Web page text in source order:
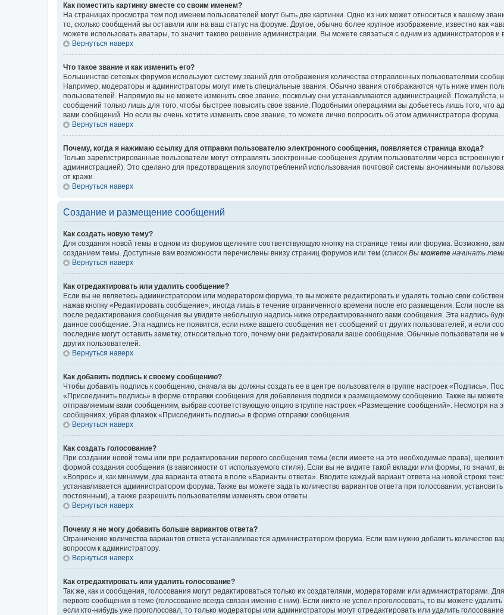
Как поместить картинку вместе со своим именем?
На страницах просмотра тем под именем пользователей могут быть две картинки. Одно из них может относиться к вашему
то, сколько сообщений вы оставили или на ваш статус на форуме. Другое, обычно более крупное изображение, известно как
можете использовать аватары, то значит таково решение администрации. Вы можете связаться с одним из администраторов и
Вернуться наверх
Что такое звание и как изменить его?
Большинство сетевых форумов используют систему званий для отображения количества отправленных пользователями
Например, модераторы и администраторы могут иметь специальные звания. Обычно звания отображаются чуть ниже имен
пользователей. Напрямую вы не можете изменить свое звание, поскольку они устанавливаются администрацией.
сообщений только лишь для того, чтобы быстрее повысить свое звание. Подобными операциями вы добьетесь лишь того, что
вами сообщений. Но если вы очень хотите изменить свое звание, то можете лично попросить об этом администратора форума.
Вернуться наверх
Почему, когда я нажимаю ссылку для отправки пользователю электронного сообщения, появляется страница входа?
Только зарегистрированные пользователи могут отправлять электронные сообщения другим пользователям через
администрацией). Это сделано для предотвращения злоупотреблений использования почтовой системы анонимными
от кражи.
Вернуться наверх
Создание и размещение сообщений
Как создать новую тему?
Для создания новой темы в одном из форумов щелкните соответствующую кнопку на странице темы или форума. Возможно,
созданием темы. Доступные вам возможности перечислены внизу страниц форумов или тем (список Вы можете начинать
Вернуться наверх
Как отредактировать или удалить сообщение?
Если вы не являетесь администратором или модератором форума, то вы можете редактировать и удалять только свои
нажав кнопку «Редактировать сообщение», иногда лишь в течение ограниченного времени после его размещения. Если после
после редактирования сообщения вы увидите небольшую надпись ниже отредактированного вами сообщения. Эта надпись
данное сообщение. Эта надпись не появится, если ниже вашего сообщения нет сообщений от других пользователей, и если
последние могут оставить заметку, относительно того, почему они редактировали ваше сообщение. Обычные пользователи
других пользователей.
Вернуться наверх
Как добавить подпись к своему сообщению?
Чтобы добавить подпись к сообщению, сначала вы должны создать ее в центре пользователя в группе настроек «Подпись».
«Присоединить подпись» в форме отправки сообщения для добавления подписи к размещаемому сообщению. Также вы можете
отправляемым вами сообщениям, выбрав соответствующую опцию в группе настроек «Размещение сообщений». Несмотря на
сообщениях, убрав флажок «Присоединить подпись» в форме отправки сообщения.
Вернуться наверх
Как создать голосование?
При создании новой темы или при редактировании первого сообщения темы (если имеете на это необходимые права),
формой создания сообщения (в зависимости от используемого стиля). Если вы не видите такой вкладки или формы, то значит,
«Вопрос» и, как минимум, два варианта ответа в поле «Варианты ответа». Вводите каждый вариант ответа на новой строке
устанавливается администратором форума. Также вы можете задать количество вариантов ответа при голосовании,
постоянным), а также разрешить пользователям изменять свои ответы.
Вернуться наверх
Почему я не могу добавить больше вариантов ответа?
Ограничение количества вариантов ответа устанавливается администратором форума. Если вам нужно добавить количество
вопросом к администратору.
Вернуться наверх
Как отредактировать или удалить голосование?
Так же, как и сообщения, голосования могут редактироваться только их создателями, модераторами или администраторами.
первого сообщения в теме (голосование всегда связан именно с ним). Если никто не успел проголосовать, то вы можете
если кто-нибудь уже проголосовал, то только модераторы или администраторы могут отредактировать или удалить